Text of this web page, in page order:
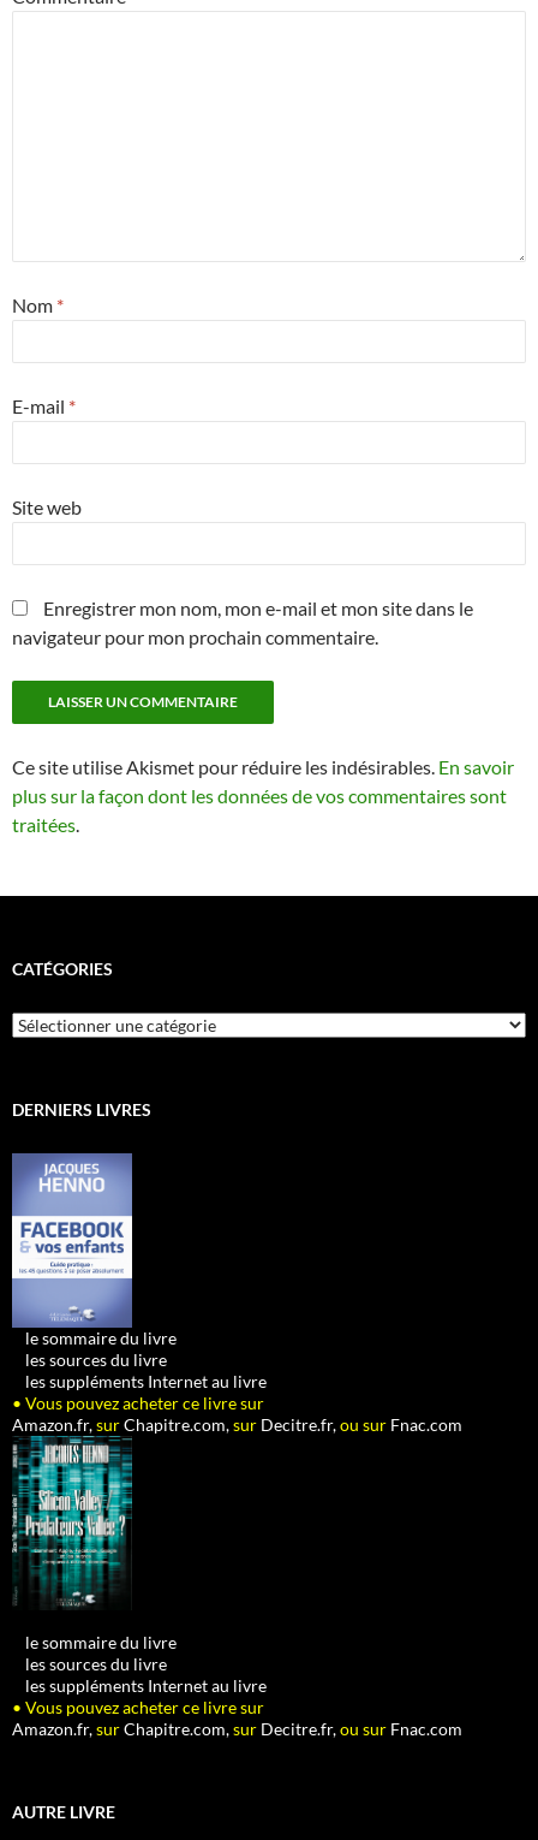
Nom *
E-mail *
Site web
Enregistrer mon nom, mon e-mail et mon site dans le
navigateur pour mon prochain commentaire.
Ce site utilise Akismet pour réduire les indésirables. En savoir
plus sur la façon dont les données de vos commentaires sont
traitées.
CATÉGORIES
Catégories
DERNIERS LIVRES
le sommaire du livre
les sources du livre
les suppléments Internet au livre
• Vous pouvez acheter ce livre sur
Amazon.fr,surChapitre.com,sur Decitre.fr,ou sur Fnac.com
le sommaire du livre
les sources du livre
les suppléments Internet au livre
• Vous pouvez acheter ce livre sur
Amazon.fr,surChapitre.com,sur Decitre.fr,ou sur Fnac.com
AUTRE LIVRE